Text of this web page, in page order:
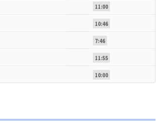
11:00
10:46
7:46
11:55
10:00